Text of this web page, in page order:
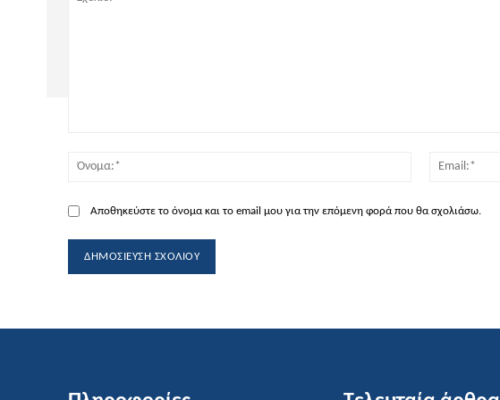
Όνομα:*
Αποθηκεύστε το όνομα και το email μου για την επόμενη φορά που θα σχολιάσω.